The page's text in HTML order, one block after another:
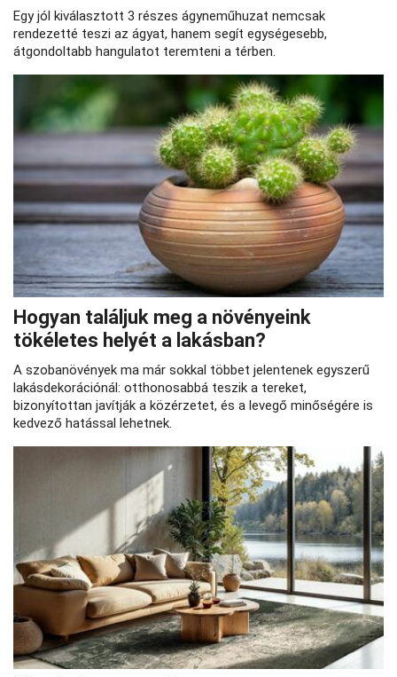
Egy jól kiválasztott 3 részes ágyneműhuzat nemcsak
rendezetté teszi az ágyat, hanem segít egységesebb,
átgondoltabb hangulatot teremteni a térben.
Hogyan találjuk meg a növényeink
tökéletes helyét a lakásban?
A szobanövények ma már sokkal többet jelentenek egyszerű
lakásdekorációnál: otthonosabbá teszik a tereket,
bizonyítottan javítják a közérzetet, és a levegő minőségére is
kedvező hatással lehetnek.